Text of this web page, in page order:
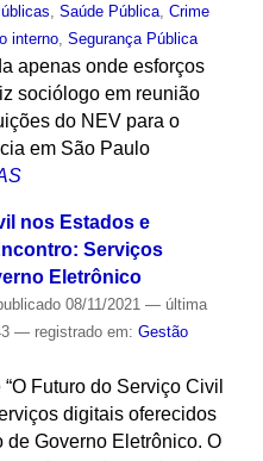
Saúde Pública, Crime
interno, Segurança Pública
apenas onde esforços
sociólogo em reunião
do NEV para o
em São Paulo
nos Estados e
Serviços
Eletrônico
08/11/2021 — última
— registrado em: Gestão
Futuro do Serviço Civil
digitais oferecidos
Governo Eletrônico. O